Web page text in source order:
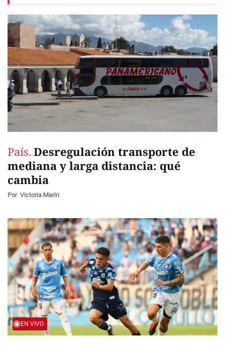
País. Desregulación transporte de
mediana y larga distancia: qué
cambia
Por Victoria Marín
EN VIVO